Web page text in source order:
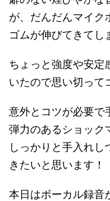
が、だんだんマイク
ゴムが伸びてきてし
ちょっと強度や安定
いたので思い切って
意外とコツが必要で
弾力のあるショック
しっかりと手入れ
きたいと思います！
本日はボーカル録音